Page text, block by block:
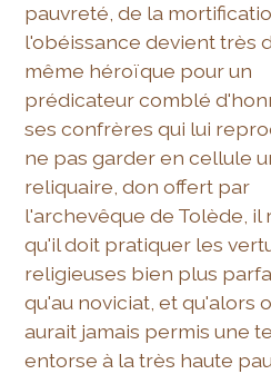
pauvreté, de la
l'obéissance devient très
même héroïque pour un
prédicateur comblé
ses confrères qui lui
ne pas garder en cellule
reliquaire, don offert par
l'archevêque de Tolède, il
qu'il doit pratiquer les
religieuses bien plus
qu'au noviciat, et qu'alors
aurait jamais permis une
entorse à la très haute